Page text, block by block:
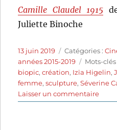
Camille Claudel 1915
Juliette Binoche
Publié
le
13 juin 2019 Catégories
Catégories :
années 2015-2019
Mots-
biopic,création, Izïa Higelin,
femme,sculpture,Séverine
Laisser un commentairesur